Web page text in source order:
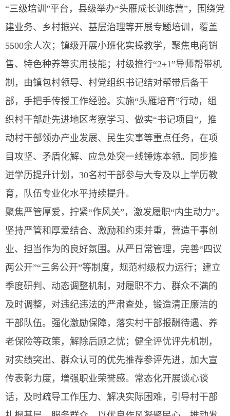
“三级培训”平台，县级举办“头雁成长训练营”，围绕党
建业务、乡村振兴、基层治理等开展专题培训，覆盖
5500余人次；镇级开展小班化实操教学，聚焦电商销
售、特色种养等实用技能；村级推行“2+1”导师帮带机
制，由镇包村领导、村党组织书记结对帮带后备干
部，手把手传授工作经验。实施“头雁培育”行动，组
织村干部赴先进地区考察学习、做实“书记项目”，推
动村干部领办产业发展、民生实事等重点任务，在项
目攻坚、矛盾化解、应急处突一线锤炼本领。同步推
进学历提升计划，30名村干部参与大专及以上学历教
育，队伍专业化水平持续提升。
聚焦严管厚爱，拧紧“作风关”，激发履职“内生动力”。
坚持严管和厚爱结合、激励和约束并重，营造干事创
业、担当作为的良好氛围。从严日常管理，完善“四议
两公开”“三务公开”等制度，规范村级权力运行；建立
季度研判、动态调整机制，对履职不力、群众不满的
及时调整，对违纪违法的严肃查处，锻造清正廉洁的
干部队伍。强化激励保障，落实村干部报酬待遇、养
老保险等政策，解除后顾之忧；健全评优评先机制，
对实绩突出、群众认可的优先推荐参评先进，加大宣
传表彰力度，增强职业荣誉感。常态化开展谈心谈
话，及时疏导工作压力、解决实际困难，引导村干部